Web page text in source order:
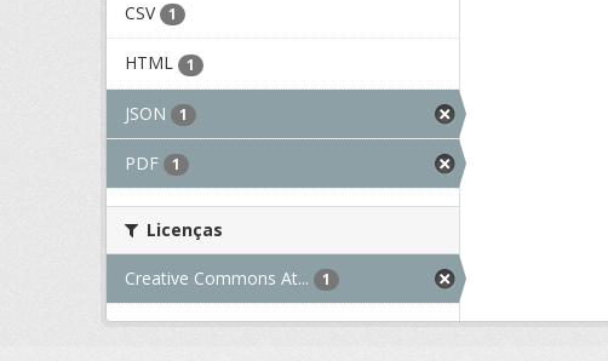
CSV 1
HTML 1
JSON 1
PDF 1
Licenças
Creative Commons At... 1